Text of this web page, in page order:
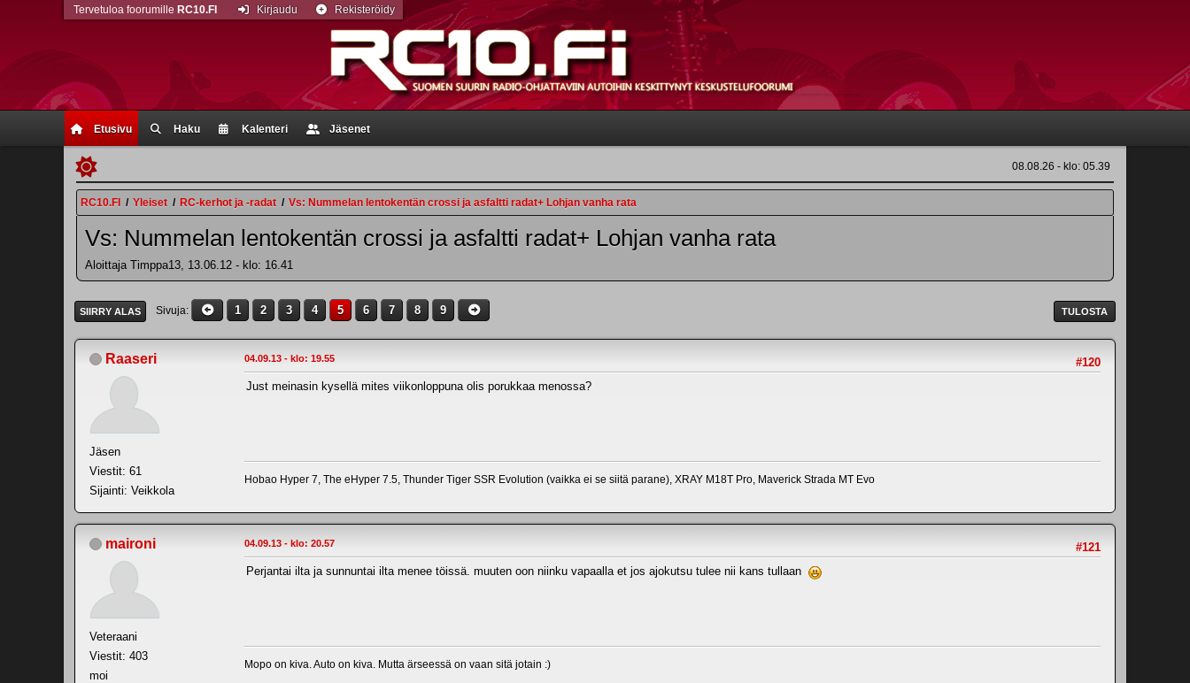
Etusivu Haku Kalenteri Jäsenet
Tervetuloa foorumille RC10.FI Kirjaudu Rekisteröidy
08.08.26 - klo: 05.39
RC10.FI / Yleiset / RC-kerhot ja -radat / Vs: Nummelan lentokentän crossi ja asfaltti radat+ Lohjan vanha rata
Vs: Nummelan lentokentän crossi ja asfaltti radat+ Lohjan vanha rata
Aloittaja Timppa13, 13.06.12 - klo: 16.41
TULOSTA
SIIRRY ALAS Sivuja 1 2 3 4 5 6 7 8 9
Raaseri
Jäsen
Viestit: 61
Sijainti: Veikkola
#120
04.09.13 - klo: 19.55
Just meinasin kysellä mites viikonloppuna olis porukkaa menossa?
Hobao Hyper 7, The eHyper 7.5, Thunder Tiger SSR Evolution (vaikka ei se siitä parane), XRAY M18T Pro, Maverick Strada MT Evo
maironi
Veteraani
Viestit: 403
moi
#121
04.09.13 - klo: 20.57
Perjantai ilta ja sunnuntai ilta menee töissä. muuten oon niinku vapaalla et jos ajokutsu tulee nii kans tullaan
Mopo on kiva. Auto on kiva. Mutta ärseessä on vaan sitä jotain :)